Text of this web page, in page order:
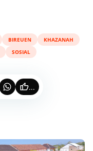
BIREUEN
KHAZANAH
SOSIAL
...